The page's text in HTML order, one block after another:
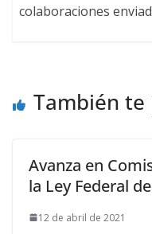
colaboraciones
También
Avanza en
la Ley Federal
12 de abril de 2021